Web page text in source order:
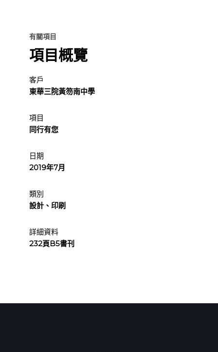
有關項目
項目概覽
客戶
東華三院黃笏南中學
項目
同行有您
日期
2019年7月
類別
設計、印刷
詳細資料
232頁B5書刊